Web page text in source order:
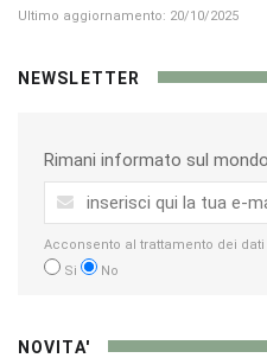
Ultimo aggiornamento: 20/10/2025
NEWSLETTER
Rimani informato sul
Acconsento al trattamento dei
Si
No
NOVITA'